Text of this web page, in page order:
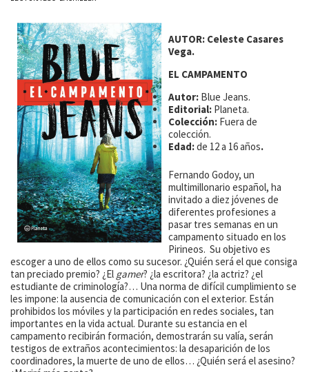
AUTOR: Celeste Casares
Vega.
EL CAMPAMENTO
Autor: Blue Jeans.
Editorial: Planeta.
Colección: Fuera de
colección.
Edad:de 12 a 16 años.
Fernando Godoy, un
multimillonario español, ha
invitado a diez jóvenes de
diferentes profesiones a
pasar tres semanas en un
campamento situado en los
Pirineos. Su objetivo es
escoger a uno de ellos como su sucesor. ¿Quién será el que consiga
tan preciado premio? ¿El gamer? ¿la escritora? ¿la actriz? ¿el
estudiante de criminología?… Una norma de difícil cumplimiento se
les impone: la ausencia de comunicación con el exterior. Están
prohibidos los móviles y la participación en redes sociales, tan
importantes en la vida actual. Durante su estancia en el
campamento recibirán formación, demostrarán su valía, serán
testigos de extraños acontecimientos: la desaparición de los
coordinadores, la muerte de uno de ellos… ¿Quién será el asesino?